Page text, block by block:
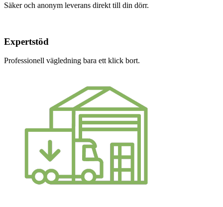
Säker och anonym leverans direkt till din dörr.
Expertstöd
Professionell vägledning bara ett klick bort.